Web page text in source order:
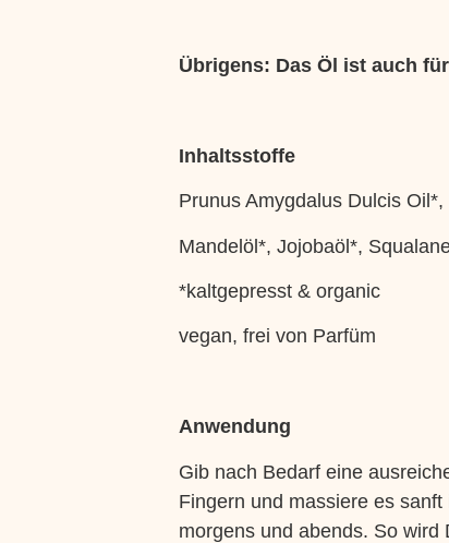
Übrigens: Das Öl ist auch
Inhaltsstoffe
Prunus Amygdalus Dulcis
Mandelöl*, Jojobaöl*,
*kaltgepresst & organic
vegan, frei von Parfüm
Anwendung
Gib nach Bedarf eine
Fingern und massiere es
morgens und abends. So